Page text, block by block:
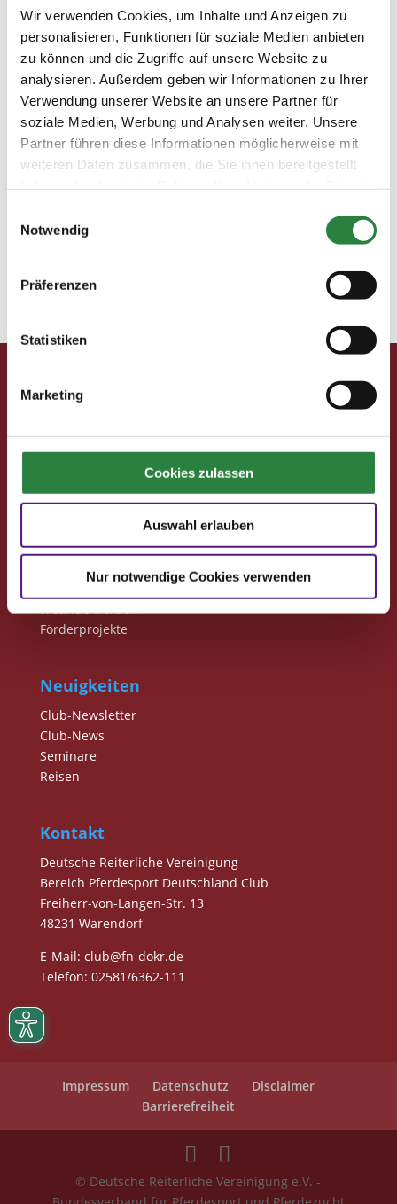
Wir verwenden Cookies, um Inhalte und Anzeigen zu
personalisieren, Funktionen für soziale Medien anbieten
zu können und die Zugriffe auf unsere Website zu
analysieren. Außerdem geben wir Informationen zu Ihrer
Verwendung unserer Website an unsere Partner für
soziale Medien, Werbung und Analysen weiter. Unsere
Partner führen diese Informationen möglicherweise mit
weiteren Daten zusammen, die Sie ihnen bereitgestellt
Notwendig
Präferenzen
Statistiken
Marketing
Cookies zulassen
Auswahl erlauben
Nur notwendige Cookies verwenden
& Co.  Nächster Artikel Ausgabe 04/2022Termine
Auszug aus dem Programm von FNticket&travel:PM-
Reisekalender Ihre Gesundheit ist für uns das
Wichtigste! Für alle...
Reise: Skandinavien – Zu Besuch bei Blue Hors,
Helgstrand & Co.
 Vorheriger Artikel Ausgabe 04/2022Neues PM-
Förderprojekt: Schulpferdereiter aufs Turnier 
Nächster Artikel Ausgabe 04/2022PM-Reisekalender
PM-Reise vom 15. bis 19. August Skandinavien: Zu
« Ältere Einträge
Pferd & Mensch digital
Print abbestellen
Clubmitglieder
Ihre Vorteile als Mitglied im Pferdesport Deutschland
Freunde werben
Förderprojekte
Neuigkeiten
Club-Newsletter
Club-News
Seminare
Reisen
Kontakt
Deutsche Reiterliche Vereinigung
Bereich Pferdesport Deutschland Club
Freiherr-von-Langen-Str. 13
48231 Warendorf
E-Mail: club@fn-dokr.de
Telefon: 02581/6362-111
Impressum Datenschutz
Disclaimer
Barrierefreiheit
© Deutsche Reiterliche Vereinigung e.V. -